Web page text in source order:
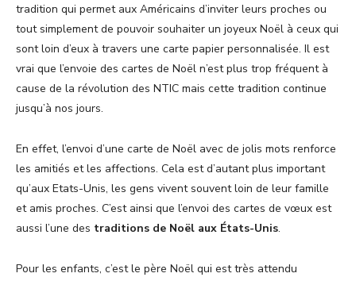
tradition qui permet aux Américains d’inviter leurs proches ou
tout simplement de pouvoir souhaiter un joyeux Noël à ceux qui
sont loin d’eux à travers une carte papier personnalisée. Il est
vrai que l’envoie des cartes de Noël n’est plus trop fréquent à
cause de la révolution des NTIC mais cette tradition continue
jusqu’à nos jours.
En effet, l’envoi d’une carte de Noël avec de jolis mots renforce
les amitiés et les affections. Cela est d’autant plus important
qu’aux Etats-Unis, les gens vivent souvent loin de leur famille
et amis proches. C’est ainsi que l’envoi des cartes de vœux est
aussi l’une des traditions de Noël aux États-Unis.
Pour les enfants, c’est le père Noël qui est très attendu